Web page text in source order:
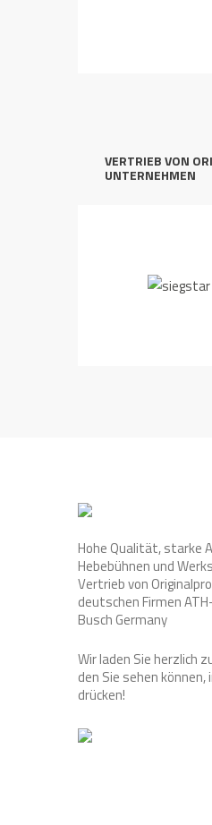
VERTRIEB VON
UNTERNEHMEN
Hohe Qualität, starke
Hebebühnen und
Vertrieb von
deutschen Firmen
Busch Germany
Wir laden Sie herzlich
den Sie sehen können,
drücken!